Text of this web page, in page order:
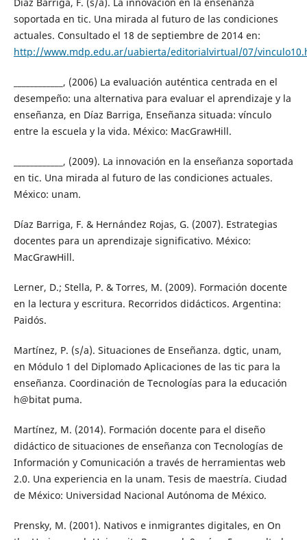
soportada en tic. Una mirada al futuro de las condiciones
actuales. Consultado el 18 de septiembre de 2014 en:
http://www.mdp.edu.ar/uabierta/editorialvirtual/07/
____________, (2006) La evaluación auténtica centrada en el
desempeño: una alternativa para evaluar el aprendizaje y la
enseñanza, en Díaz Barriga, Enseñanza situada: vínculo
entre la escuela y la vida. México: MacGrawHill.
____________, (2009). La innovación en la enseñanza soportada
en tic. Una mirada al futuro de las condiciones actuales.
México: unam.
Díaz Barriga, F. & Hernández Rojas, G. (2007). Estrategias
docentes para un aprendizaje significativo. México:
MacGrawHill.
Lerner, D.; Stella, P. & Torres, M. (2009). Formación docente
en la lectura y escritura. Recorridos didácticos. Argentina:
Paidós.
Martínez, P. (s/a). Situaciones de Enseñanza. dgtic, unam,
en Módulo 1 del Diplomado Aplicaciones de las tic para la
enseñanza. Coordinación de Tecnologías para la educación
h@bitat puma.
Martínez, M. (2014). Formación docente para el diseño
didáctico de situaciones de enseñanza con Tecnologías de
Información y Comunicación a través de herramientas web
2.0. Una experiencia en la unam. Tesis de maestría. Ciudad
de México: Universidad Nacional Autónoma de México.
Prensky, M. (2001). Nativos e inmigrantes digitales, en On